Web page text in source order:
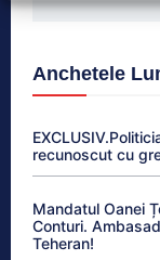
Anchetele
recunoscut cu
Mandatul Oanei
Conturi.
Teheran!